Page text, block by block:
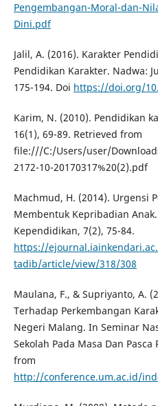
Pengembangan-Moral-dan-
Dini.pdf
Jalil, A. (2016). Karakter
Pendidikan Karakter. Nadwa:
175-194. Doi https://doi.org/
Karim, N. (2010). Pendidikan
16(1), 69-89. Retrieved from
file:///C:/Users/user/
2172-10-20170317%20(2).pdf
Machmud, H. (2014). Urgensi
Membentuk Kepribadian
Kependidikan, 7(2), 75-84.
https://
tadib/article/view/318/308
Maulana, F., & Supriyanto, A.
Terhadap Perkembangan
Negeri Malang. In Seminar
Sekolah Pada Masa Dan
from
http://conference.um.ac.id/